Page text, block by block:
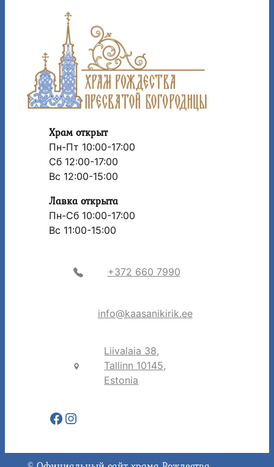
Храм открыт
Пн-Пт 10:00-17:00
Сб 12:00-17:00
Вс 12:00-15:00
Лавка открыта
Пн-Сб 10:00-17:00
Вс 11:00-15:00
+372 660 7990
info@kaasanikirik.ee
Liivalaia 38,
Tallinn 10145,
Estonia
Facebook
Instagram